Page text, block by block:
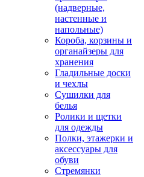
(надверные,
настенные и
напольные)
Короба, корзины и
органайзеры для
хранения
Гладильные доски
и чехлы
Сушилки для
белья
Ролики и щетки
для одежды
Полки, этажерки и
аксессуары для
обуви
Стремянки